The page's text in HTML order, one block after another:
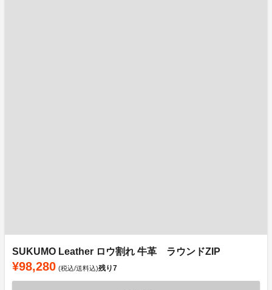
SUKUMO Leather ロウ割れ 牛革 ラウンドZIP
¥98,280 (税込/送料込)残り7